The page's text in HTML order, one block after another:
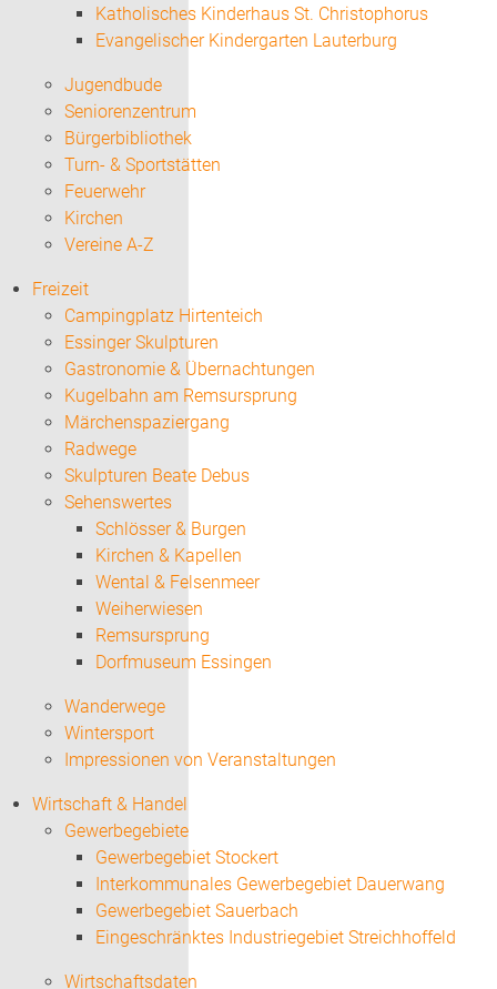
Katholisches Kinderhaus St. Christophorus
Evangelischer Kindergarten Lauterburg
Jugendbude
Seniorenzentrum
Bürgerbibliothek
Turn- & Sportstätten
Feuerwehr
Kirchen
Vereine A-Z
Freizeit
Campingplatz Hirtenteich
Essinger Skulpturen
Gastronomie & Übernachtungen
Kugelbahn am Remsursprung
Märchenspaziergang
Radwege
Skulpturen Beate Debus
Sehenswertes
Schlösser & Burgen
Kirchen & Kapellen
Wental & Felsenmeer
Weiherwiesen
Remsursprung
Dorfmuseum Essingen
Wanderwege
Wintersport
Impressionen von Veranstaltungen
Wirtschaft & Handel
Gewerbegebiete
Gewerbegebiet Stockert
Interkommunales Gewerbegebiet Dauerwang
Gewerbegebiet Sauerbach
Eingeschränktes Industriegebiet Streichhoffeld
Wirtschaftsdaten